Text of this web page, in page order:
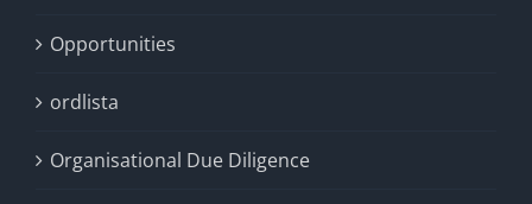
Opportunities
ordlista
Organisational Due Diligence